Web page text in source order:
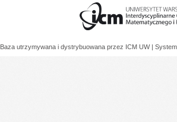
Baza utrzymywana i dystrybuowana przez ICM UW |